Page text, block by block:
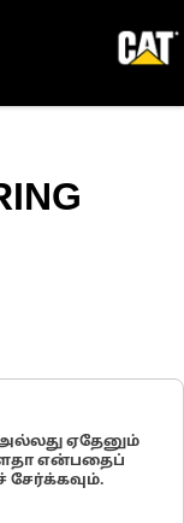
ஏதேனும்
என்பதைப்